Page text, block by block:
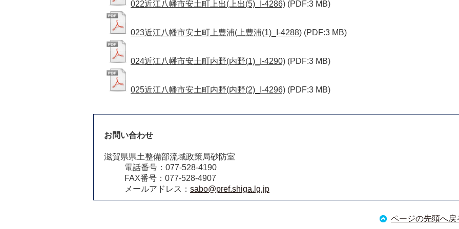
022近江八幡市安土町上出(上出(5)_I-4286) (PDF:3 MB)
023近江八幡市安土町上豊浦(上豊浦(1)_I-4288) (PDF:3 MB)
024近江八幡市安土町内野(内野(1)_I-4290) (PDF:3 MB)
025近江八幡市安土町内野(内野(2)_I-4296) (PDF:3 MB)
お問い合わせ
滋賀県県土整備部流域政策局砂防室
電話番号：077-528-4190
FAX番号：077-528-4907
メールアドレス： sabo@pref.shiga.lg.jp
ページの先頭へ戻